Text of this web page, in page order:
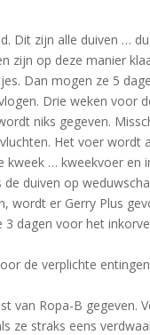
Dit zijn alle duiven …
zijn op deze manier
Dan mogen ze 5
Drie weken voor
niks gegeven.
Het voer wordt
… kweekvoer en
duiven op
wordt er Gerry Plus
dagen voor het
de verplichte
van Ropa-B gegeven.
ze straks eens